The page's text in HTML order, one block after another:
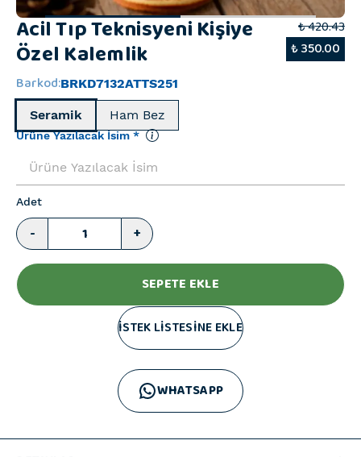
Acil Tıp Teknisyeni Kişiye
Özel Kalemlik
₺ 420.43
₺ 350.00
Barkod:BRKD7132ATTS251
Seramik Ham Bez
Ürüne Yazılacak İsim *
Adet
- +
SEPETE EKLE
İSTEK LİSTESİNE EKLE
WHATSAPP